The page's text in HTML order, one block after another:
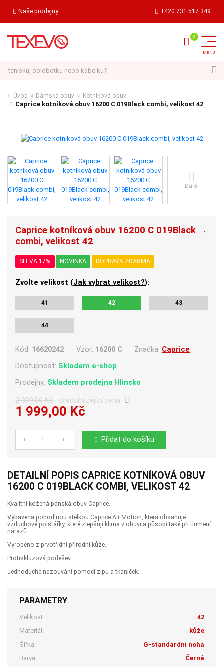
Naše prodejny +420 731 517 349
Úvod Dámská obuv Kotníková obuv
Caprice kotníková obuv 16200 C 019Black combi, velikost 42
Další
Caprice kotníková obuv 16200 C 019Black
combi, velikost 42
SLEVA 17% NOVINKA DOPRAVA ZDARMA
Zvolte velikost (Jak vybrat velikost?):
41 42 43
44
Kód: 16620242 Vzor: 16200 C Značka: Caprice
Dostupnost: Skladem e-shop
Prodejny: Skladem prodejna Hlinsko
2 399,00 Kč předcházející cena
1 999,00 Kč
Počet
Přidat do košíku
DETAILNÍ POPIS CAPRICE KOTNÍKOVÁ OBUV
16200 C 019BLACK COMBI, VELIKOST 42
Kvalitní kožená pánská obuv Caprice.
Vybavena pohodlnou stélkou Caprice Air Motion, která obsahuje
vzduchové polštářky, které zlepšují klima v obuvi a působí také při tlumení
nárazů.
Vyrobeno z prvotřídní přírodní kůže.
Protiskluzová podešev.
Jednoduché nazouvání pomocí zipu a tkaniček.
PARAMETRY
Velikost:
42
Materiál:
kůže
Šířka:
G-standardní noha
Barva:
Černá